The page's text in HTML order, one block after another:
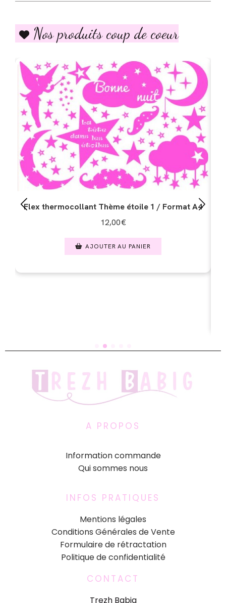
 Nos produits coup de coeur
Flex thermocollant Thème étoile 1 / Format A4
12,00€
AJOUTER AU PANIER
A PROPOS
Information commande
Qui sommes nous
INFOS PRATIQUES
Mentions légales
Conditions Générales de Vente
Formulaire de rétractation
Politique de confidentialité
CONTACT
Trezh Babig